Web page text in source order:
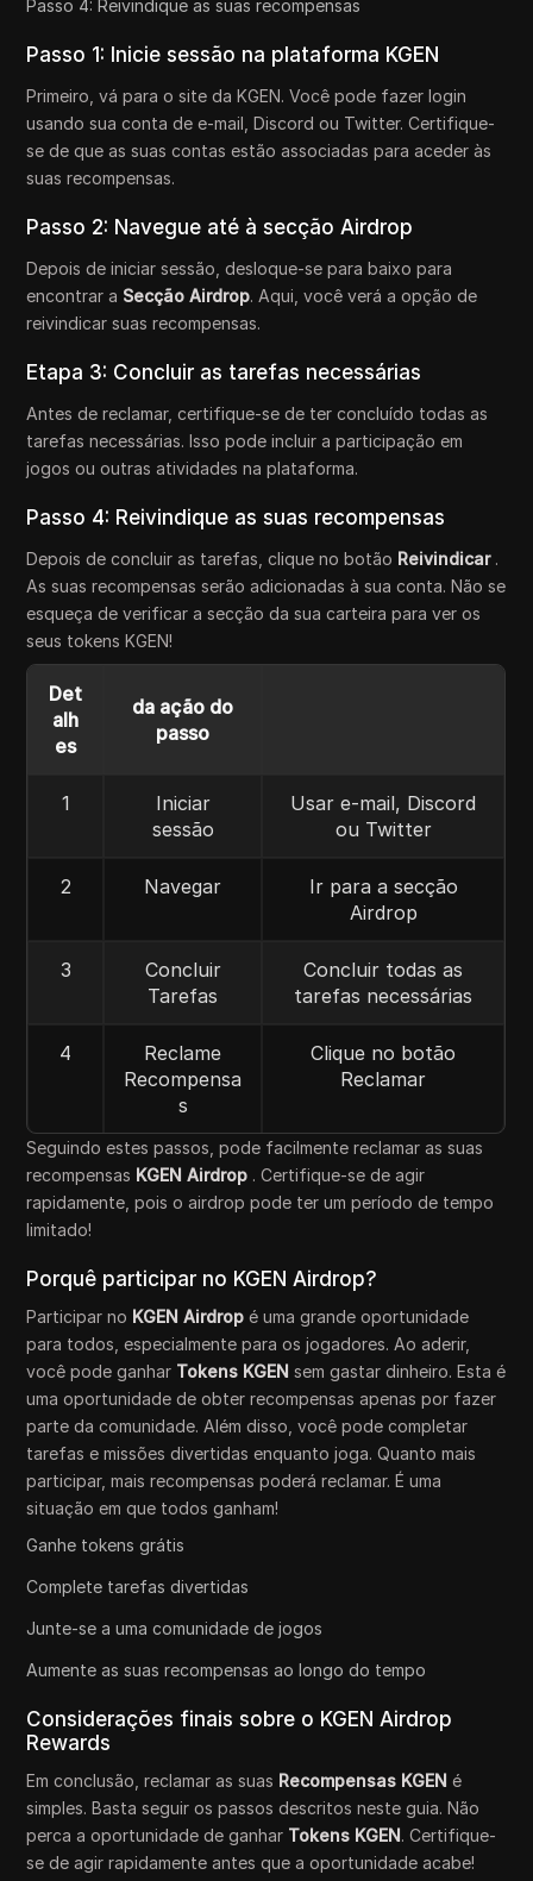
Passo 4: Reivindique as suas recompensas
Passo 1: Inicie sessão na plataforma KGEN
Primeiro, vá para o site da KGEN. Você pode fazer login
usando sua conta de e-mail, Discord ou Twitter. Certifique-
se de que as suas contas estão associadas para aceder às
suas recompensas.
Passo 2: Navegue até à secção Airdrop
Depois de iniciar sessão, desloque-se para baixo para
encontrar a Secção Airdrop. Aqui, você verá a opção de
reivindicar suas recompensas.
Etapa 3: Concluir as tarefas necessárias
Antes de reclamar, certifique-se de ter concluído todas as
tarefas necessárias. Isso pode incluir a participação em
jogos ou outras atividades na plataforma.
Passo 4: Reivindique as suas recompensas
Depois de concluir as tarefas, clique no botão Reivindicar.
As suas recompensas serão adicionadas à sua conta. Não se
esqueça de verificar a secção da sua carteira para ver os
seus tokens KGEN!
Det
alh
es
da ação do
passo
1
Iniciar
sessão
Usar e-mail, Discord
ou Twitter
2 Navegar
Ir para a secção
Airdrop
3
Concluir
Tarefas
Concluir todas as
tarefas necessárias
4
Reclame
Recompensa
s
Clique no botão
Reclamar
Seguindo estes passos, pode facilmente reclamar as suas
recompensas KGEN Airdrop . Certifique-se de agir
rapidamente, pois o airdrop pode ter um período de tempo
limitado!
Porquê participar no KGEN Airdrop?
Participar no KGEN Airdrop é uma grande oportunidade
para todos, especialmente para os jogadores. Ao aderir,
você pode ganhar Tokens KGEN sem gastar dinheiro. Esta é
uma oportunidade de obter recompensas apenas por fazer
parte da comunidade. Além disso, você pode completar
tarefas e missões divertidas enquanto joga. Quanto mais
participar, mais recompensas poderá reclamar. É uma
situação em que todos ganham!
Ganhe tokens grátis
Complete tarefas divertidas
Junte-se a uma comunidade de jogos
Aumente as suas recompensas ao longo do tempo
Considerações finais sobre o KGEN Airdrop
Rewards
Em conclusão, reclamar as suas Recompensas KGEN é
simples. Basta seguir os passos descritos neste guia. Não
perca a oportunidade de ganhar Tokens KGEN. Certifique-
se de agir rapidamente antes que a oportunidade acabe!